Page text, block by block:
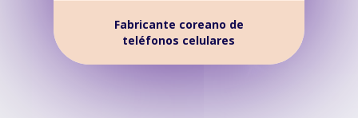
Fabricante coreano de
teléfonos celulares